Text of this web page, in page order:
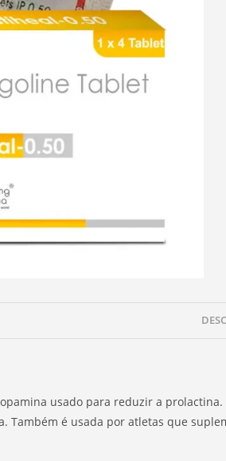
usado para reduzir a
Também é usada por atletas que